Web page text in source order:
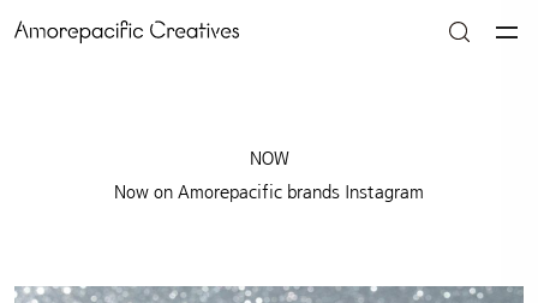
NOW
Now on Amorepacific brands Instagram